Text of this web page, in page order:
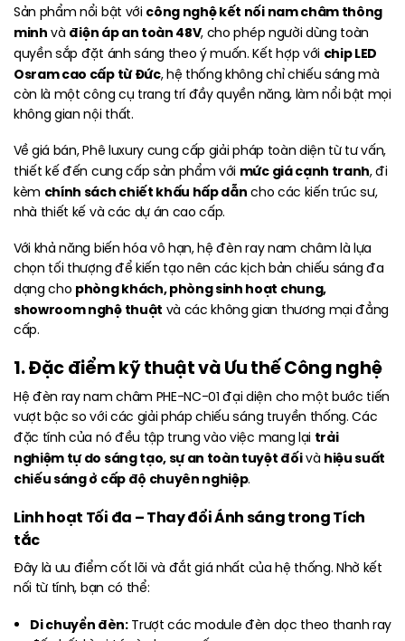
Sản phẩm nổi bật với công nghệ kết nối nam châm thông
minhvà điện áp an toàn 48V, cho phép người dùng toàn
quyền sắp đặt ánh sáng theo ý muốn. Kết hợp với chip LED
Osram cao cấp từ Đức, hệ thống không chỉ chiếu sáng mà
còn là một công cụ trang trí đầy quyền năng, làm nổi bật mọi
không gian nội thất.
Về giá bán, Phê luxury cung cấp giải pháp toàn diện từ tư vấn,
thiết kế đến cung cấp sản phẩm với mức giá cạnh tranh, đi
kèm chính sách chiết khấu hấp dẫncho các kiến trúc sư,
nhà thiết kế và các dự án cao cấp.
Với khả năng biến hóa vô hạn, hệ đèn ray nam châm là lựa
chọn tối thượng để kiến tạo nên các kịch bản chiếu sáng đa
dạng cho phòng khách, phòng sinh hoạt chung,
showroom nghệ thuật và các không gian thương mại đẳng
cấp.
1. Đặc điểm kỹ thuật và Ưu thế Công nghệ
Hệ đèn ray nam châm PHE-NC-01 đại diện cho một bước tiến
vượt bậc so với các giải pháp chiếu sáng truyền thống. Các
đặc tính của nó đều tập trung vào việc mang lại trải
nghiệm tự do sáng tạo, sự an toàn tuyệt đốivà hiệu suất
chiếu sáng ở cấp độ chuyên nghiệp.
Linh hoạt Tối đa – Thay đổi Ánh sáng trong Tích
tắc
Đây là ưu điểm cốt lõi và đắt giá nhất của hệ thống. Nhờ kết
nối từ tính, bạn có thể:
Di chuyển đèn:Trượt các module đèn dọc theo thanh ray